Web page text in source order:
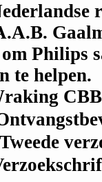
om
te helpen.